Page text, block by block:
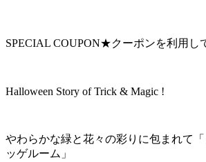
SPECIAL COUPON★クーポンを利用し
Halloween Story of Trick & Magic !
やわらかな緑と花々の彩りに包まれて
ッゲルーム」